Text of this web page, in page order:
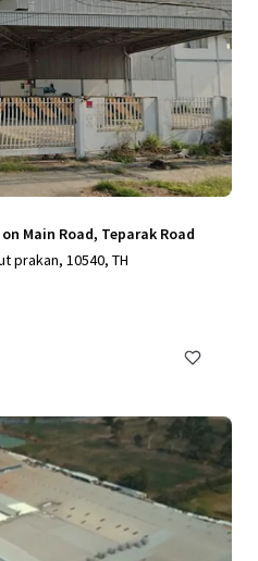
Main Road, Teparak Road
prakan, 10540, TH